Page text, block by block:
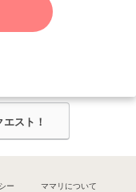
作成させていただきま
スト！
ー ママリについて